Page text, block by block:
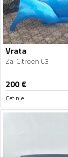
Vrata
Za: Citroen C3
200€
Cetinje